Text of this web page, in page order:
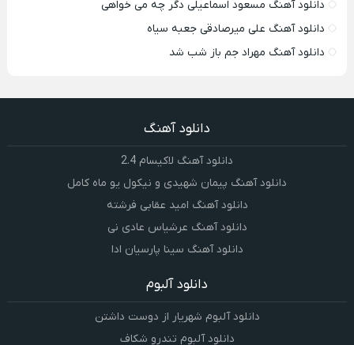
دانلود آهنگ مسعود اسماعیلی دگر چه می خواهی
دانلود آهنگ علی میرصادقی جعبه سیاه
دانلود آهنگ مهراد جم باز شب شد
دانلود آهنگ
دانلود آهنگ لاکیسام 2.4
دانلود آهنگ پیمان شهیدی و نیکول یو ماه کامل
دانلود آهنگ امید عقابی فرشته
دانلود آهنگ عرشیاس عادی نی
دانلود آهنگ سینا پارسیان ادا
دانلود آلبوم
دانلود آلبوم شهریار از دوست داشتن
دانلود آلبوم تندرو شکاف